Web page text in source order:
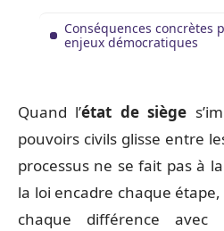
Conséquences concrètes
enjeux démocratiques
Quand l’état de siège
pouvoirs civils glisse entre
processus ne se fait pas à
la loi encadre chaque
chaque différence avec